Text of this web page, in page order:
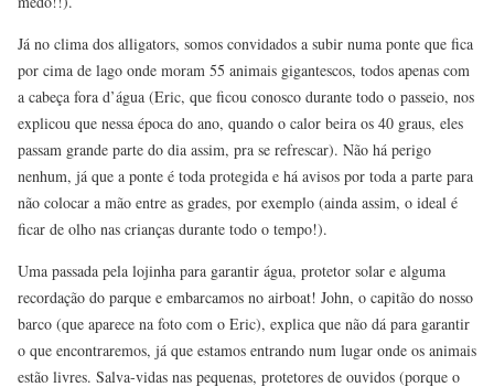
Já no clima dos alligators, somos convidados a subir numa ponte que fica
por cima de lago onde moram 55 animais gigantescos, todos apenas com
a cabeça fora d’água (Eric, que ficou conosco durante todo o passeio, nos
explicou que nessa época do ano, quando o calor beira os 40 graus, eles
passam grande parte do dia assim, pra se refrescar). Não há perigo
nenhum, já que a ponte é toda protegida e há avisos por toda a parte para
não colocar a mão entre as grades, por exemplo (ainda assim, o ideal é
ficar de olho nas crianças durante todo o tempo!).
Uma passada pela lojinha para garantir água, protetor solar e alguma
recordação do parque e embarcamos no airboat! John, o capitão do nosso
barco (que aparece na foto com o Eric), explica que não dá para garantir
o que encontraremos, já que estamos entrando num lugar onde os animais
estão livres. Salva-vidas nas pequenas, protetores de ouvidos (porque o